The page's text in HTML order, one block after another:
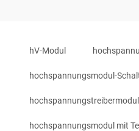
hV-Modul
hochspannungsmodul-
hochspannungstreibermodul
hochspannungsmodul mit